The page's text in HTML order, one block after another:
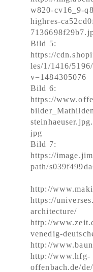
w820-cv16_9-
highres-
Bild 5:
https://
les/1/1416/
v=1484305076
Bild 6:
https://
jpg
Bild 7:
https://
path/
http://
https://
architecture/
http://
venedig-
http://
http://www.hfg-
offenbach.de/